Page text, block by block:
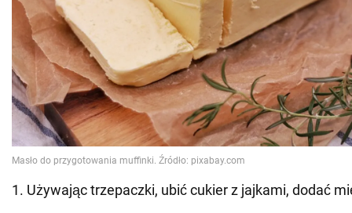
1. Używając trzepaczki, ubić cukier z jajkami, dodać